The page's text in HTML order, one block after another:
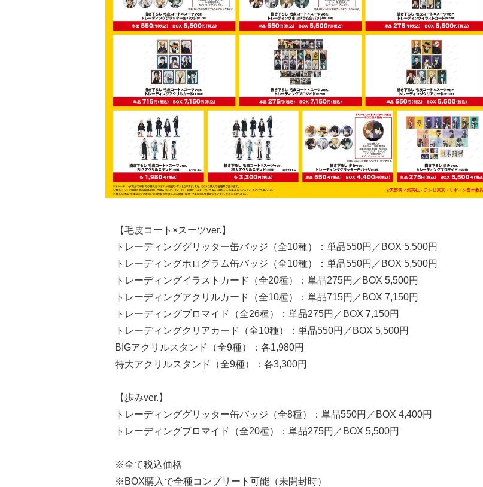
【毛皮コート×スーツver.】
トレーディンググリッター缶バッジ（全10種）：単品550円／BOX 5,500円
トレーディングホログラム缶バッジ（全10種）：単品550円／BOX 5,500円
トレーディングイラストカード（全20種）：単品275円／BOX 5,500円
トレーディングアクリルカード（全10種）：単品715円／BOX 7,150円
トレーディングブロマイド（全26種）：単品275円／BOX 7,150円
トレーディングクリアカード（全10種）：単品550円／BOX 5,500円
BIGアクリルスタンド（全9種）：各1,980円
特大アクリルスタンド（全9種）：各3,300円
【歩みver.】
トレーディンググリッター缶バッジ（全8種）：単品550円／BOX 4,400円
トレーディングブロマイド（全20種）：単品275円／BOX 5,500円
※全て税込価格
※BOX購入で全種コンプリート可能（未開封時）